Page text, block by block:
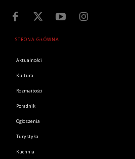
STRONA GŁÓWNA
Aktualności
Kultura
Rozmaitości
Poradnik
Ogłoszenia
Turystyka
Kuchnia